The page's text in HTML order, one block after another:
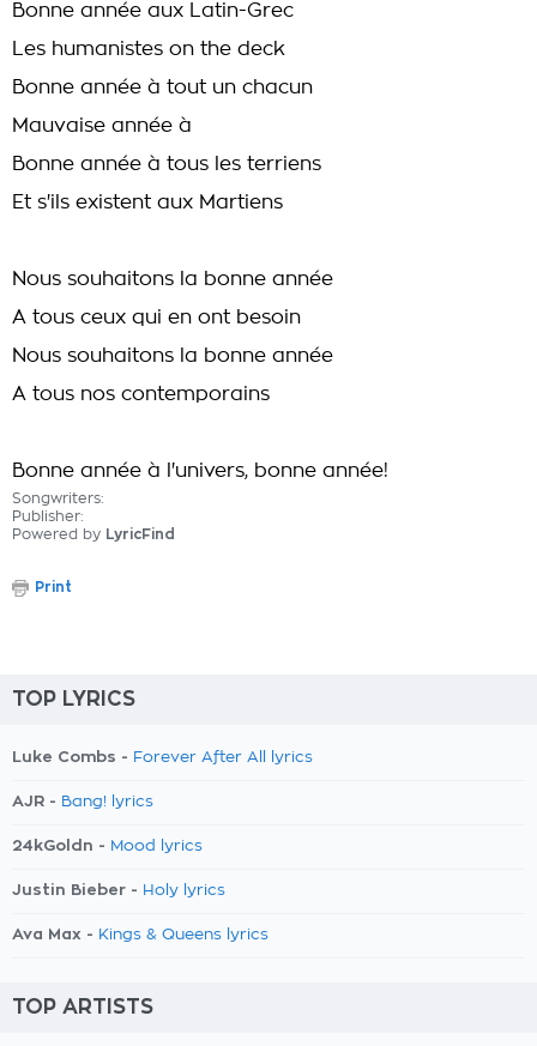
Bonne année aux Latin-Grec
Les humanistes on the deck
Bonne année à tout un chacun
Mauvaise année à
Bonne année à tous les terriens
Et s'ils existent aux Martiens
Nous souhaitons la bonne année
A tous ceux qui en ont besoin
Nous souhaitons la bonne année
A tous nos contemporains
Bonne année à l'univers, bonne année!
Songwriters:
Publisher:
Powered by LyricFind
Print
TOP LYRICS
Luke Combs - Forever After All lyrics
AJR - Bang! lyrics
24kGoldn - Mood lyrics
Justin Bieber - Holy lyrics
Ava Max - Kings & Queens lyrics
TOP ARTISTS